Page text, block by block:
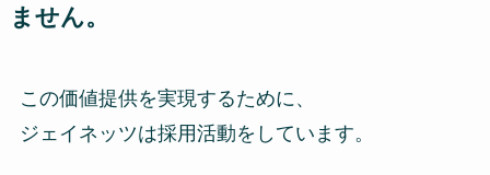
ません。
この価値提供を実現するために、
ジェイネッツは採用活動をしています。